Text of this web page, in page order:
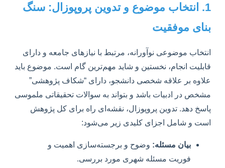
1. انتخاب موضوع و تدوین پروپوزال: سنگ
بنای موفقیت
انتخاب موضوعی نوآورانه، مرتبط با نیازهای جامعه و دارای
قابلیت انجام، نخستین و شاید مهم‌ترین گام است. موضوع باید
علاوه بر علاقه شخصی دانشجو، دارای “شکاف پژوهشی”
مشخص در ادبیات باشد و بتواند به سوالات تحقیقاتی ملموسی
پاسخ دهد. تدوین پروپوزال، نقشه‌ای راه برای کل پژوهش
است و شامل اجزای کلیدی زیر می‌شود:
بیان مسئله: وضوح و برجسته‌سازی اهمیت و
فوریت مسئله شهری مورد بررسی.